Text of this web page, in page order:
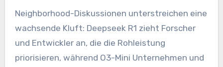
Neighborhood-Diskussionen unterstreichen eine
wachsende Kluft: Deepseek R1 zieht Forscher
und Entwickler an, die die Rohleistung
priorisieren, während O3-Mini Unternehmen und